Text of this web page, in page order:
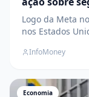
Logo da Meta
nos Estados
file="https://
PLATFORMS-
InfoMoney
Economia